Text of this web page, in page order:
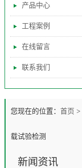
产品中心
工程案例
在线留言
联系我们
您现在的位置： 首页 >
载试验检测
新闻资讯